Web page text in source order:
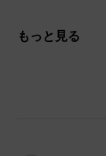
もっと見る